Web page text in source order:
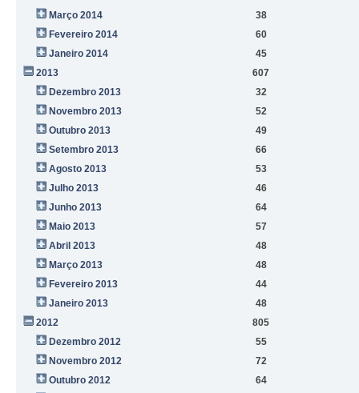
Março 2014
38
Fevereiro 2014
60
Janeiro 2014
45
2013
607
Dezembro 2013
32
Novembro 2013
52
Outubro 2013
49
Setembro 2013
66
Agosto 2013
53
Julho 2013
46
Junho 2013
64
Maio 2013
57
Abril 2013
48
Março 2013
48
Fevereiro 2013
44
Janeiro 2013
48
2012
805
Dezembro 2012
55
Novembro 2012
72
Outubro 2012
64